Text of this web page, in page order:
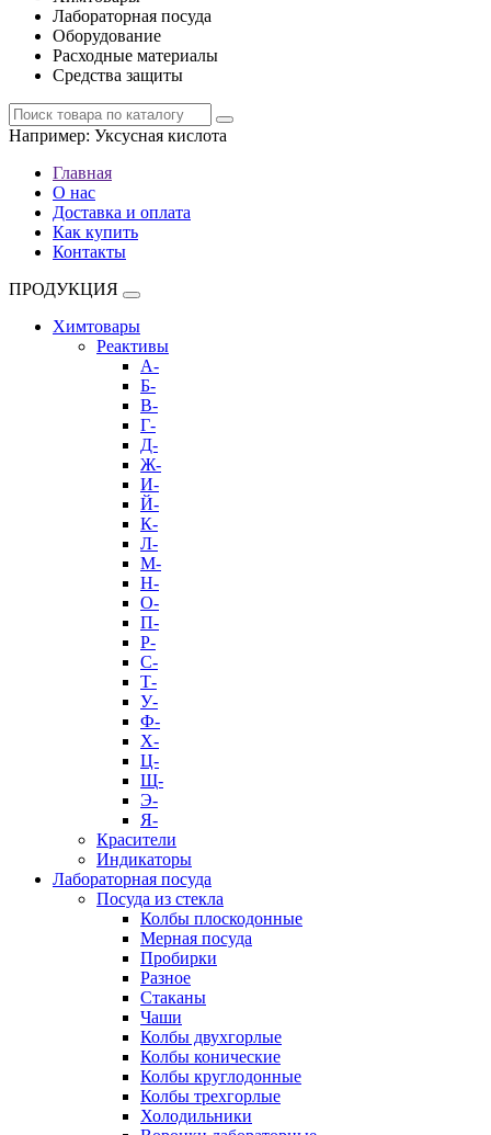
Лабораторная посуда
Оборудование
Расходные материалы
Средства защиты
Например: Уксусная кислота
Главная
О нас
Доставка и оплата
Как купить
Контакты
ПРОДУКЦИЯ
Химтовары
Реактивы
А-
Б-
В-
Г-
Д-
Ж-
И-
Й-
К-
Л-
М-
Н-
О-
П-
Р-
С-
Т-
У-
Ф-
Х-
Ц-
Щ-
Э-
Я-
Красители
Индикаторы
Лабораторная посуда
Посуда из стекла
Колбы плоскодонные
Мерная посуда
Пробирки
Разное
Стаканы
Чаши
Колбы двухгорлые
Колбы конические
Колбы круглодонные
Колбы трехгорлые
Холодильники